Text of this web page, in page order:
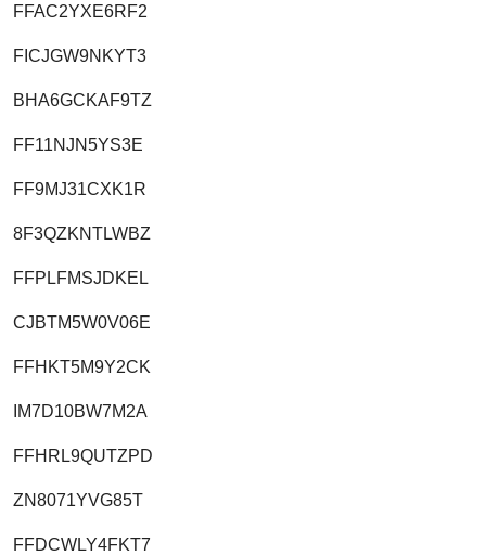
FFAC2YXE6RF2
FICJGW9NKYT3
BHA6GCKAF9TZ
FF11NJN5YS3E
FF9MJ31CXK1R
8F3QZKNTLWBZ
FFPLFMSJDKEL
CJBTM5W0V06E
FFHKT5M9Y2CK
IM7D10BW7M2A
FFHRL9QUTZPD
ZN8071YVG85T
FFDCWLY4FKT7